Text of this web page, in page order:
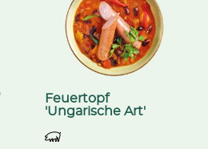
Feuertopf
'Ungarische Art'